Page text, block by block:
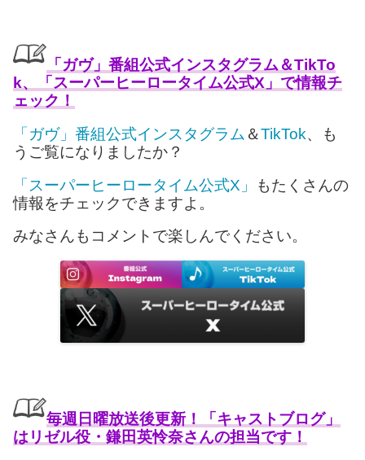
「ガヴ」番組公式インスタグラム＆TikTo
k、「スーパーヒーロータイム公式X」で情報チ
ェック！
「ガヴ」番組公式インスタグラム ＆TikTok、も
うご覧になりましたか？
「スーパーヒーロータイム公式X」
もたくさんの
情報をチェックできますよ。
みなさんもコメントで楽しんでください。
毎週日曜放送後更新！「キャストブログ」
はリゼル役・鎌田英怜奈さんの担当です！